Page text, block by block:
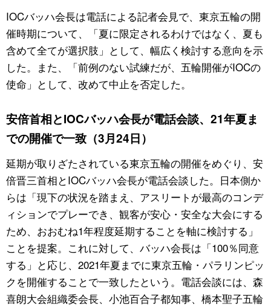
IOCバッハ会長は電話による記者会見で、東京五輪の開
催時期について、「夏に限定されるわけではなく、夏も
含めて全てが選択肢」として、幅広く検討する意向を示
した。また、「前例のない試練だが、五輪開催がIOCの
使命」として、改めて中止を否定した。
安倍首相とIOCバッハ会長が電話会談、21年夏ま
での開催で一致（3月24日）
延期が取りざたされている東京五輪の開催をめぐり、安
倍晋三首相とIOCバッハ会長が電話会談した。日本側か
らは「現下の状況を踏まえ、アスリートが最高のコンデ
ィションでプレーでき、観客が安心・安全な大会にする
ため、おおむね1年程度延期することを軸に検討する」
ことを提案。これに対して、バッハ会長は「100％同意
する」と応じ、2021年夏までに東京五輪・パラリンピッ
クを開催することで一致したという。電話会談には、森
喜朗大会組織委会長、小池百合子都知事、橋本聖子五輪